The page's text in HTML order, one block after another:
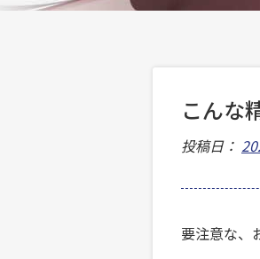
こんな
投稿日：
要注意な、